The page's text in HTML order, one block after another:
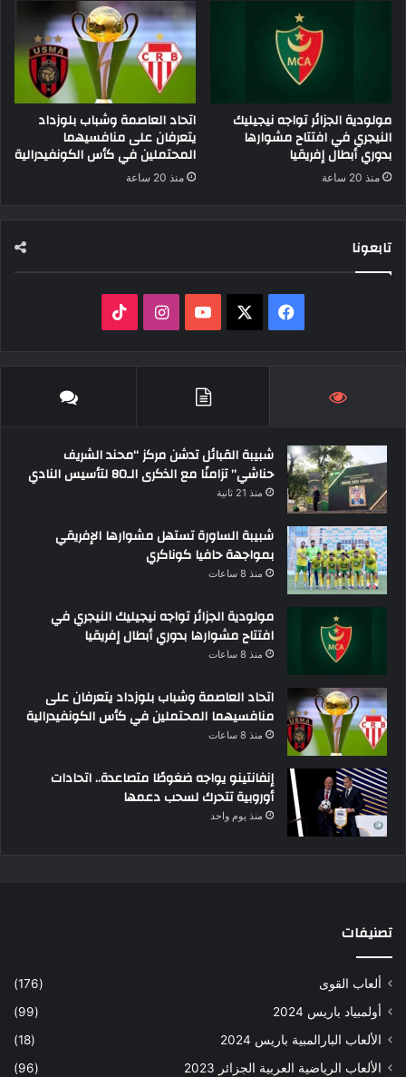
مولودية الجزائر تواجه نيجيليك
النيجري في افتتاح مشوارها
بدوري أبطال إفريقيا
منذ 20 ساعة
اتحاد العاصمة وشباب بلوزداد
يتعرفان على منافسيهما
المحتملين في كأس الكونفيدرالية
منذ 20 ساعة
تابعونا
فيسبوك ‫YouTubeانستقرام
شبيبة القبائل تدشن مركز “محند الشريف
حناشي” تزامنًا مع الذكرى الـ80 لتأسيس النادي
منذ 21 ثانية
شبيبة الساورة تستهل مشوارها الإفريقي
بمواجهة حافيا كوناكري
منذ 8 ساعات
مولودية الجزائر تواجه نيجيليك النيجري في
افتتاح مشوارها بدوري أبطال إفريقيا
منذ 8 ساعات
اتحاد العاصمة وشباب بلوزداد يتعرفان على
منافسيهما المحتملين في كأس الكونفيدرالية
منذ 8 ساعات
إنفانتينو يواجه ضغوطًا متصاعدة.. اتحادات
أوروبية تتحرك لسحب دعمها
منذ يوم واحد
تصنيفات
ألعاب القوى
(176)
أولمبياد باريس 2024
(99)
الألعاب البارالمبية باريس 2024
(18)
الألعاب الرياضية العربية الجزائر 2023
(96)